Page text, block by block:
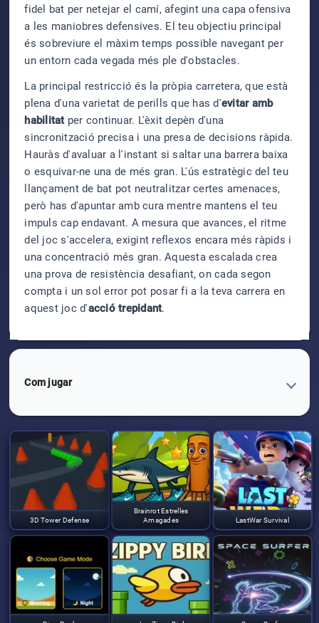
fidel bat per netejar el camí, afegint una capa ofensiva
a les maniobres defensives. El teu objectiu principal
és sobreviure el màxim temps possible navegant per
un entorn cada vegada més ple d'obstacles.
La principal restricció és la pròpia carretera, que està
plena d'una varietat de perills que has d'evitar amb
habilitatper continuar. L'èxit depèn d'una
sincronització precisa i una presa de decisions ràpida.
Hauràs d'avaluar a l'instant si saltar una barrera baixa
o esquivar-ne una de més gran. L'ús estratègic del teu
llançament de bat pot neutralitzar certes amenaces,
però has d'apuntar amb cura mentre mantens el teu
impuls cap endavant. A mesura que avances, el ritme
del joc s'accelera, exigint reflexos encara més ràpids i
una concentració més gran. Aquesta escalada crea
una prova de resistència desafiant, on cada segon
compta i un sol error pot posar fi a la teva carrera en
aquest joc d'acció trepidant.
Com jugar
3D Tower Defense
Brainrot Estrelles
Amagades
LastWar Survival